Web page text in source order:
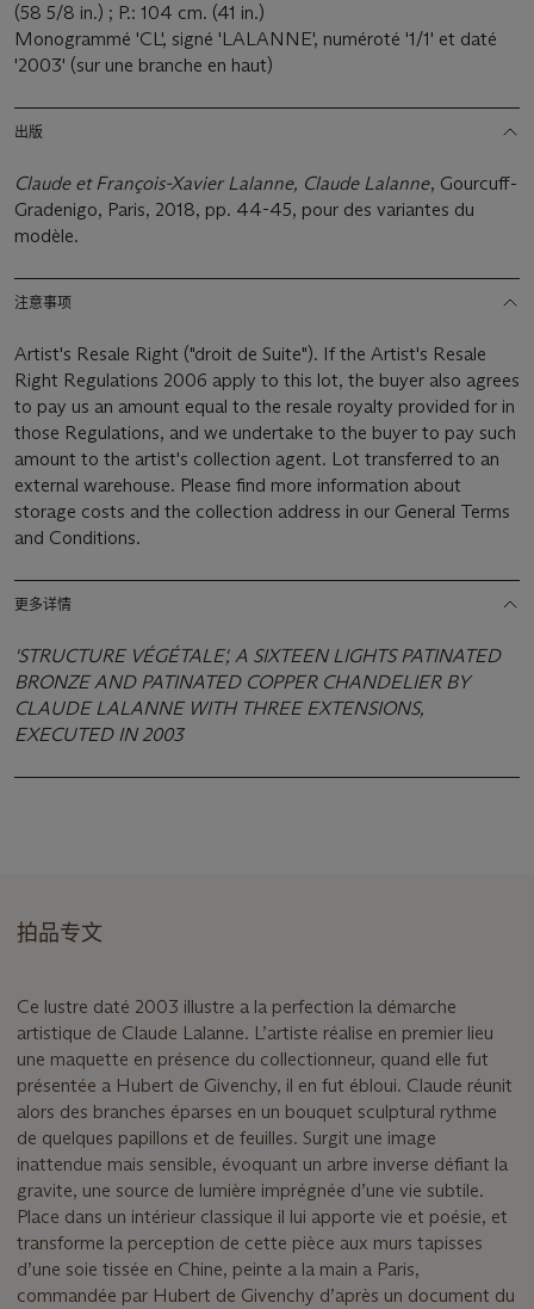
(58 5/8 in.) ; P.: 104 cm. (41 in.)
Monogrammé 'CL', signé 'LALANNE', numéroté '1/1' et daté
'2003' (sur une branche en haut)
出版
Claude et François-Xavier Lalanne, Claude Lalanne, Gourcuff-
Gradenigo, Paris, 2018, pp. 44-45, pour des variantes du
modèle.
注意事项
Artist's Resale Right ("droit de Suite"). If the Artist's Resale
Right Regulations 2006 apply to this lot, the buyer also agrees
to pay us an amount equal to the resale royalty provided for in
those Regulations, and we undertake to the buyer to pay such
amount to the artist's collection agent. Lot transferred to an
external warehouse. Please find more information about
storage costs and the collection address in our General Terms
and Conditions.
更多详情
'STRUCTURE VÉGÉTALE', A SIXTEEN LIGHTS PATINATED
BRONZE AND PATINATED COPPER CHANDELIER BY
CLAUDE LALANNE WITH THREE EXTENSIONS,
EXECUTED IN 2003
拍品专文
Ce lustre daté 2003 illustre a la perfection la démarche
artistique de Claude Lalanne. L’artiste réalise en premier lieu
une maquette en présence du collectionneur, quand elle fut
présentée a Hubert de Givenchy, il en fut ébloui. Claude réunit
alors des branches éparses en un bouquet sculptural rythme
de quelques papillons et de feuilles. Surgit une image
inattendue mais sensible, évoquant un arbre inverse défiant la
gravite, une source de lumière imprégnée d’une vie subtile.
Place dans un intérieur classique il lui apporte vie et poésie, et
transforme la perception de cette pièce aux murs tapisses
d’une soie tissée en Chine, peinte a la main a Paris,
commandée par Hubert de Givenchy d’après un document du